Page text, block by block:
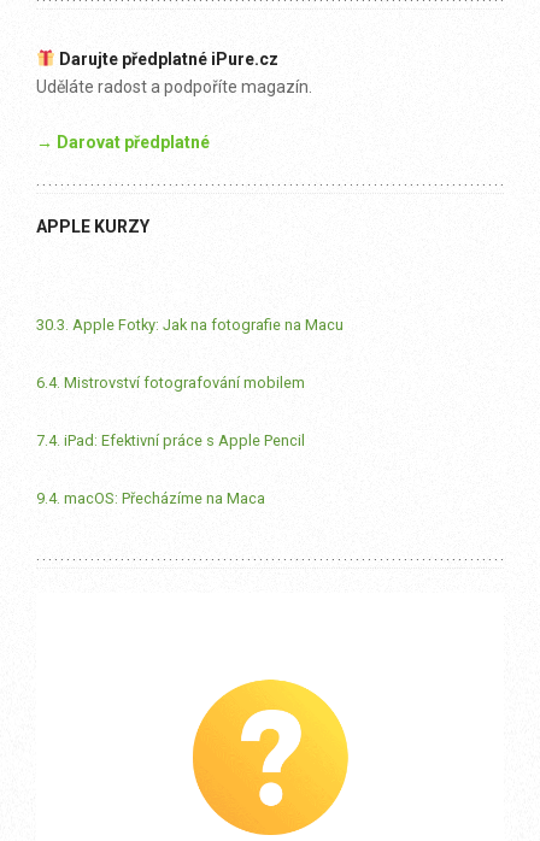
Darujte předplatné iPure.cz
Uděláte radost a podpoříte magazín.
→ Darovat předplatné
APPLE KURZY
30.3. Apple Fotky: Jak na fotografie na Macu
6.4. Mistrovství fotografování mobilem
7.4. iPad: Efektivní práce s Apple Pencil
9.4. macOS: Přecházíme na Maca